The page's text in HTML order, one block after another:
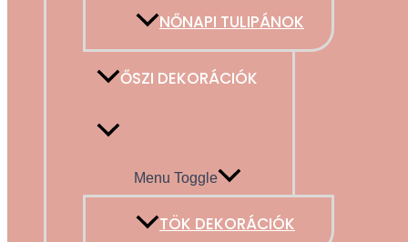
NŐNAPI TULIPÁNOK
ŐSZI DEKORÁCIÓK
Menu Toggle
TÖK DEKORÁCIÓK